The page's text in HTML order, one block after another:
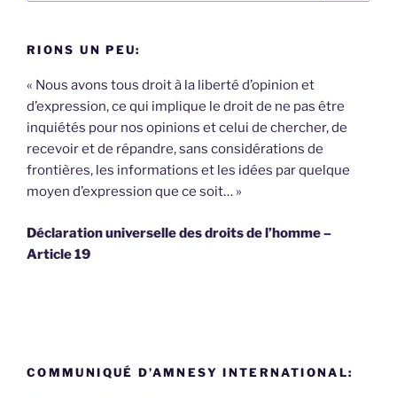
RIONS UN PEU:
« Nous avons tous droit à la liberté d’opinion et
d’expression, ce qui implique le droit de ne pas être
inquiétés pour nos opinions et celui de chercher, de
recevoir et de répandre, sans considérations de
frontières, les informations et les idées par quelque
moyen d’expression que ce soit… »
Déclaration universelle des droits de l’homme –
Article 19
COMMUNIQUÉ D’AMNESY INTERNATIONAL: